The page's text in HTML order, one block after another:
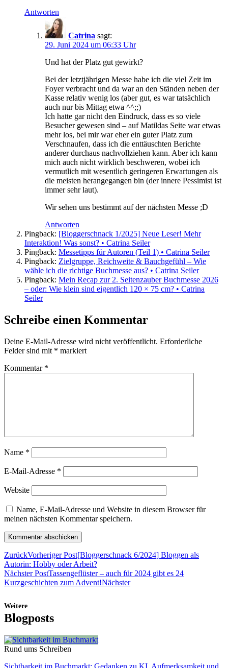
Antworten
Catrina sagt:
29. Juni 2024 um 06:33 Uhr
Und hat der Platz gut gewirkt?
Bei der letztjährigen Messe habe ich die viel Zeit im
Foyer verbracht und da war an den Ständen neben der
Kasse relativ wenig los (aber gut, es war tatsächlich
auch nur bis Mittag etwa ^^;;)
Ich hatte gar nicht den Eindruck, dass es so viele
Besucher gewesen sind – auf Matildas Seite war etwas
mehr los, bei mir war eher ein guter Platz zum
Verschnaufen, dass ich die enttäuschten Berichte
anderer durchaus nachvollziehen kann. Aber ich kann
mich auch nicht wirklich beschweren, wobei ich
vermutlich mit wesentlich geringeren Erwartungen als
die meisten herangegangen bin (der innere Pessimist ist
immer sehr laut).
Wir sehen uns bestimmt auf der nächsten Messe ;D
Antworten
Pingback: [Bloggerschnack 1/2025] Neue Leser! Mehr
Interaktion! Was sonst? • Catrina Seiler
Pingback: Messetipps für Autoren (Teil 1) • Catrina Seiler
Pingback: Zielgruppe, Reichweite & Bauchgefühl – Wie
wähle ich die richtige Buchmesse aus? • Catrina Seiler
Pingback: Mein Recap zur 2. Seitenzauber Buchmesse 2026
– oder: Wie klein sind eigentlich 120 × 75 cm? • Catrina
Seiler
Schreibe einen Kommentar
Deine E-Mail-Adresse wird nicht veröffentlicht. Erforderliche
Felder sind mit * markiert
Kommentar *
Name *
E-Mail-Adresse *
Website
Name, E-Mail-Adresse und Website in diesem Browser für
meinen nächsten Kommentar speichern.
ZurückVorheriger Post[Bloggerschnack 6/2024] Bloggen als
Autorin: Hobby oder Arbeit?
Nächster PostTassengeflüster – auch für 2024 gibt es 24
Kurzgeschichten zum Advent!Nächster
Weitere
Blogposts
Rund ums Schreiben
Sichtbarkeit im Buchmarkt: Gedanken zu KI, Aufmerksamkeit und